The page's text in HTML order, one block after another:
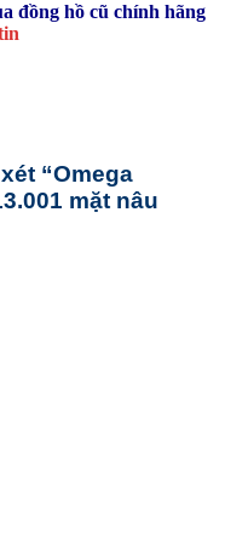
đồng hồ cũ chính hãng
“Omega
mặt nâu